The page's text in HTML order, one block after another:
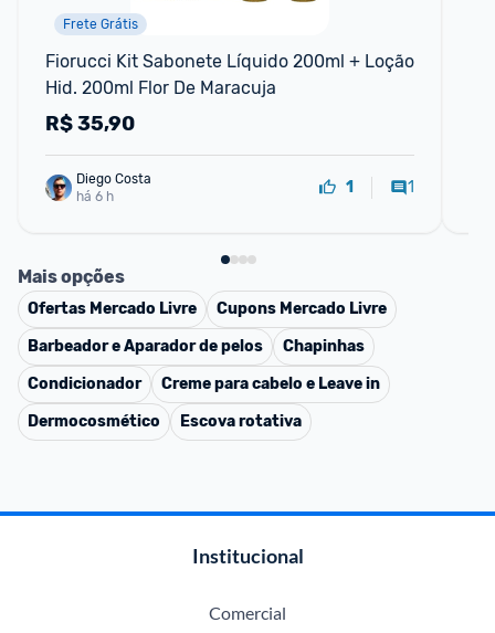
Frete Grátis
Fiorucci Kit Sabonete Líquido 200ml + Loção
Hid. 200ml Flor De Maracuja
R$35,90
Diego Costa
há 6 h
1 1
Mais opções
Ofertas Mercado Livre Cupons Mercado Livre
Barbeador e Aparador de pelos
Chapinhas
Condicionador
Creme para cabelo e Leave in
Dermocosmético
Escova rotativa
Institucional
Comercial